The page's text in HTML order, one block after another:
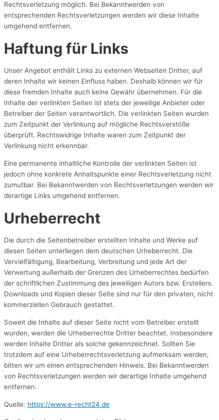
Rechtsverletzung möglich. Bei Bekanntwerden von
entsprechenden Rechtsverletzungen werden wir diese Inhalte
umgehend entfernen.
Haftung für Links
Unser Angebot enthält Links zu externen Webseiten Dritter, auf
deren Inhalte wir keinen Einfluss haben. Deshalb können wir für
diese fremden Inhalte auch keine Gewähr übernehmen. Für die
Inhalte der verlinkten Seiten ist stets der jeweilige Anbieter oder
Betreiber der Seiten verantwortlich. Die verlinkten Seiten wurden
zum Zeitpunkt der Verlinkung auf mögliche Rechtsverstöße
überprüft. Rechtswidrige Inhalte waren zum Zeitpunkt der
Verlinkung nicht erkennbar.
Eine permanente inhaltliche Kontrolle der verlinkten Seiten ist
jedoch ohne konkrete Anhaltspunkte einer Rechtsverletzung nicht
zumutbar. Bei Bekanntwerden von Rechtsverletzungen werden wir
derartige Links umgehend entfernen.
Urheberrecht
Die durch die Seitenbetreiber erstellten Inhalte und Werke auf
diesen Seiten unterliegen dem deutschen Urheberrecht. Die
Vervielfältigung, Bearbeitung, Verbreitung und jede Art der
Verwertung außerhalb der Grenzen des Urheberrechtes bedürfen
der schriftlichen Zustimmung des jeweiligen Autors bzw. Erstellers.
Downloads und Kopien dieser Seite sind nur für den privaten, nicht
kommerziellen Gebrauch gestattet.
Soweit die Inhalte auf dieser Seite nicht vom Betreiber erstellt
wurden, werden die Urheberrechte Dritter beachtet. Insbesondere
werden Inhalte Dritter als solche gekennzeichnet. Sollten Sie
trotzdem auf eine Urheberrechtsverletzung aufmerksam werden,
bitten wir um einen entsprechenden Hinweis. Bei Bekanntwerden
von Rechtsverletzungen werden wir derartige Inhalte umgehend
entfernen.
Quelle: https://www.e-recht24.de